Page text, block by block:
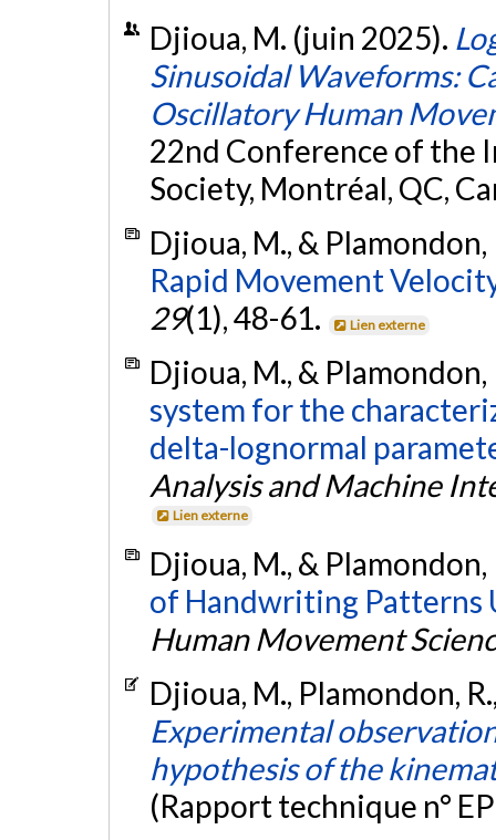
Djioua, M. (juin 2025).
Sinusoidal Waveforms:
Oscillatory Human
22nd Conference of the
Society, Montréal, QC,
Djioua, M., &
Rapid Movement
29(1), 48-61. Lien externe
Djioua, M., &
system for the
delta-lognormal
Analysis and Machine
Lien externe
Djioua, M., &
of Handwriting Patterns
Human Movement
Djioua, M., Plamondon,
Experimental
hypothesis of the
(Rapport technique n°